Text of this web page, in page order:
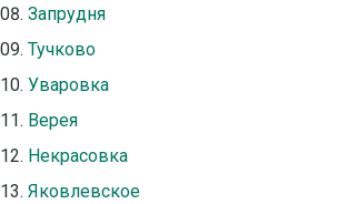
Запрудня
Тучково
Уваровка
Верея
Некрасовка
Яковлевское